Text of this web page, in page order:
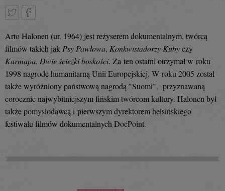
TweetnijPodziel
się
na
Arto Halonen (ur. 1964) jest reżyserem dokumentalnym, twórcą
filmów takich jakPsy Pawłowa, Konkwistadorzy Kubyczy
Karmapa. Dwie ścieżki boskości. Za ten ostatni otrzymał w roku
1998 nagrodę humanitarną Unii Europejskiej. W roku 2005 został
także wyróżniony państwową nagrodą "Suomi", przyznawaną
corocznie najwybitniejszym fińskim twórcom kultury. Halonen był
także pomysłodawcą i pierwszym dyrektorem helsińskiego
festiwalu filmów dokumentalnych DocPoint.